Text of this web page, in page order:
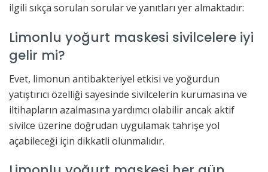
ilgili sıkça sorulan sorular ve yanıtları yer almaktadır:
Limonlu yoğurt maskesi sivilcelere iyi
gelir mi?
Evet, limonun antibakteriyel etkisi ve yoğurdun
yatıştırıcı özelliği sayesinde sivilcelerin kurumasına ve
iltihapların azalmasına yardımcı olabilir ancak aktif
sivilce üzerine doğrudan uygulamak tahrişe yol
açabileceği için dikkatli olunmalıdır.